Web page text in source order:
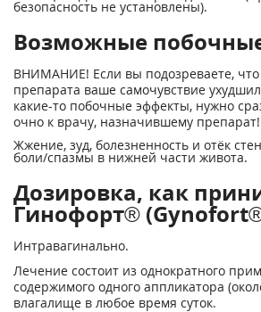
безопасность не установлены).
Возможные
ВНИМАНИЕ! Если вы подозреваете,
препарата ваше самочувствие
какие-то побочные эффекты, нужно
очно к врачу, назначившему препарат!
Жжение, зуд, болезненность и отёк
боли/спазмы в нижней части живота.
Дозировка, как
Гинофорт®
Интравагинально.
Лечение состоит из однократного
содержимого одного аппликатора
влагалище в любое время суток.